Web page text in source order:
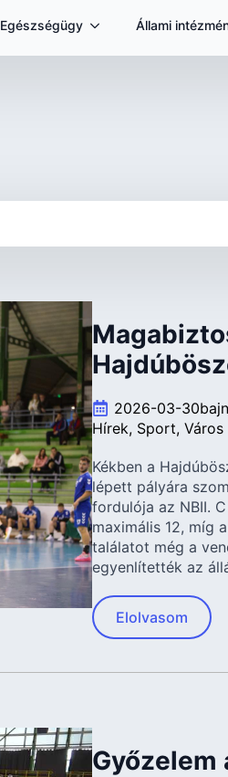
Egészségügy Állami
2026-03-30
Hírek Sport Város
Kékben a
lépett pályára
fordulója az NBII.
maximális 12, míg
találatot még a
egyenlítették az
Elolvasom
Győzelem